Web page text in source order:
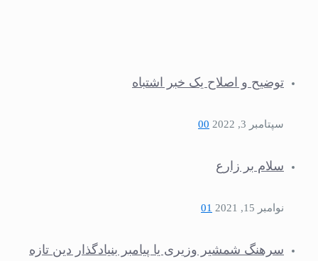
توضیح و اصلاح یک خبر اشتباه
سپتامبر 3, 2022 00
سلام بر زارع
نوامبر 15, 2021 01
سرهنگ شمشیر وزیری یا پیامبر بنیادگذار دین تازه